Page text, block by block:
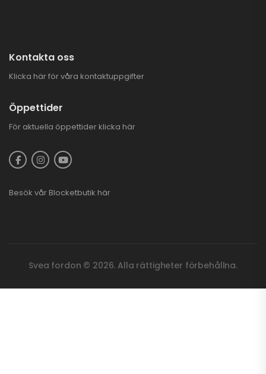
Kontakta oss
Klicka här för våra kontaktuppgifter
Öppettider
För aktuella öppettider klicka här
Besök vår Blocketbutik här
Svea fordon © 2026. Alla rättigheter förbehållna.